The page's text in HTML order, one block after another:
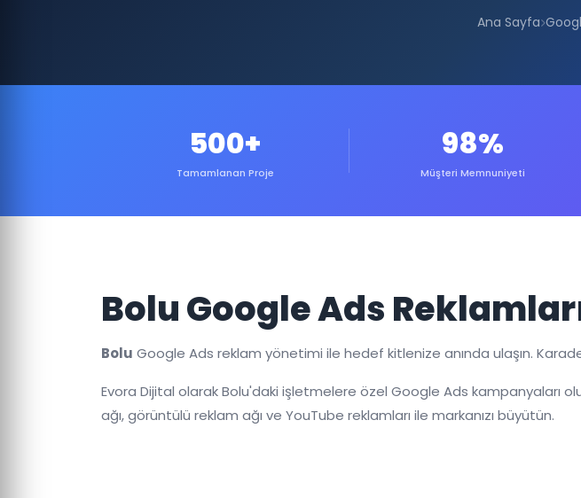
Ana Sayfa
500+
Tamamlanan Proje
98%
Müşteri Memnuniyeti
Bolu Google Ads
Bolu Google Ads reklam yönetimi ile hedef kitlenize anında ulaşın.
Evora Dijital olarak Bolu'daki işletmelere özel Google Ads kampanyaları
ağı, görüntülü reklam ağı ve YouTube reklamları ile markanızı büyütün.